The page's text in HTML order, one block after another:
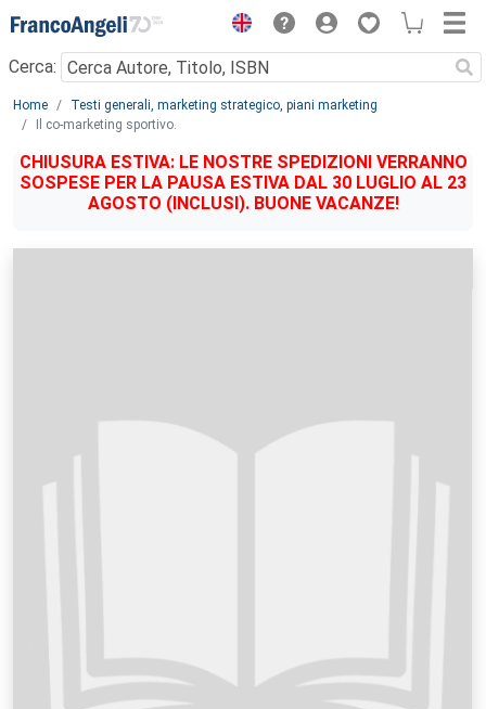
Menu
Cerca:
Main content
Home
Testi generali, marketing strategico, piani marketing
Il co-marketing sportivo.
CHIUSURA ESTIVA: LE NOSTRE SPEDIZIONI VERRANNO
SOSPESE PER LA PAUSA ESTIVA DAL 30 LUGLIO AL 23
AGOSTO (INCLUSI). BUONE VACANZE!